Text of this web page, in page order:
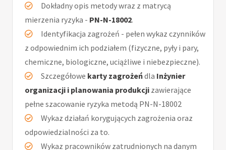
Dokładny opis metody wraz z matrycą
mierzenia ryzyka - PN-N-18002.
Identyfikacja zagrożeń - pełen wykaz czynników
z odpowiednim ich podziałem (fizyczne, pyły i pary,
chemiczne, biologiczne, uciążliwe i niebezpieczne).
Szczegółowe karty zagrożeńdla Inżynier
organizacji i planowania produkcji zawierające
pełne szacowanie ryzyka metodą PN-N-18002
Wykaz działań korygujących zagrożenia oraz
odpowiedzialności za to.
Wykaz pracowników zatrudnionych na danym